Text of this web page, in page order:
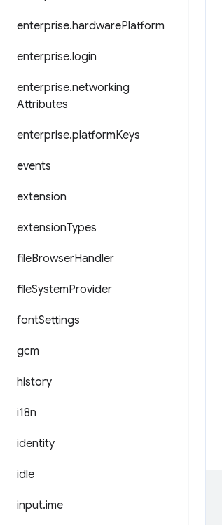
enterprise.hardwarePlatform
enterprise.login
enterprise.networking
Attributes
enterprise.platformKeys
events
extension
extensionTypes
fileBrowserHandler
fileSystemProvider
fontSettings
gcm
history
i18n
identity
idle
input.ime